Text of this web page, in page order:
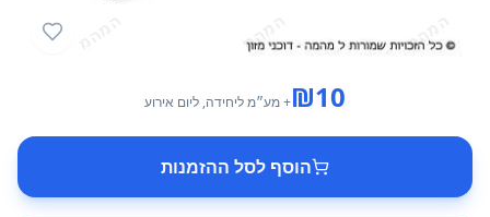
₪10 + מע״מליחידה, ליום אירוע
הוסף לסל ההזמנות